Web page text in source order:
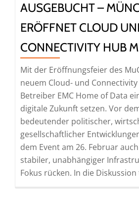
AUSGEBUCHT –
ERÖFFNET CLOUD
CONNECTIVITY HUB
Mit der Eröffnungsfeier des
neuem Cloud- und
Betreiber EMC Home of Data
digitale Zukunft setzen. Vor
bedeutender politischer,
gesellschaftlicher
dem Event am 26. Februar
stabiler, unabhängiger
Fokus rücken. In die